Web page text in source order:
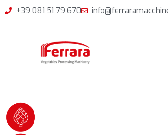
+39 081 51 79 670